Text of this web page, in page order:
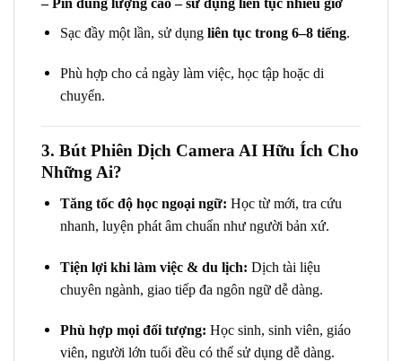
Sạc đầy một lần, sử dụng liên tục trong 6–8 tiếng.
Phù hợp cho cả ngày làm việc, học tập hoặc di
chuyển.
3. Bút Phiên Dịch Camera AI Hữu Ích Cho
Những Ai?
Tăng tốc độ học ngoại ngữ: Học từ mới, tra cứu
nhanh, luyện phát âm chuẩn như người bản xứ.
Tiện lợi khi làm việc & du lịch: Dịch tài liệu
chuyên ngành, giao tiếp đa ngôn ngữ dễ dàng.
Phù hợp mọi đối tượng: Học sinh, sinh viên, giáo
viên, người lớn tuổi đều có thể sử dụng dễ dàng.